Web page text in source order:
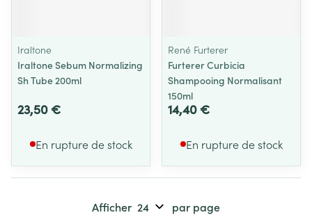
Iraltone
Iraltone Sebum Normalizing
Sh Tube 200ml
23,50 €
En rupture de stock
René Furterer
Furterer Curbicia
Shampooing Normalisant
150ml
14,40 €
En rupture de stock
Afficher par page